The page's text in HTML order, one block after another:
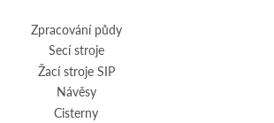
Zpracování půdy
Secí stroje
Žací stroje SIP
Návěsy
Cisterny